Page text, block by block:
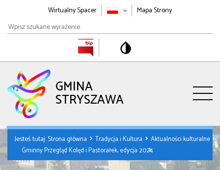
Wirtualny Spacer
Mapa Strony
Wpisz
szukane
GMINA
STRYSZAWA
Jesteś tutaj:Strona główna Tradycja i Kultura
Aktualności kulturalne
Gminny Przegląd Kolęd i Pastorałek, edycja 2024